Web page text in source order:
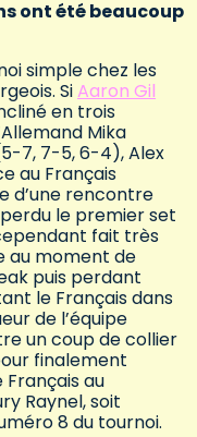
ont été beaucoup
simple chez les
SiAaron Gil
en trois
Mika
7, 7-5, 6-4), Alex
au Français
d’une rencontre
le premier set
fait très
au moment de
puis perdant
le Français dans
de l’équipe
un coup de collier
finalement
au
Raynel, soit
8 du tournoi.